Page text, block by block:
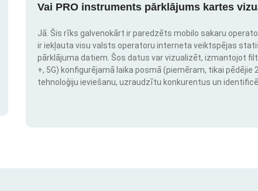
Vai PRO instruments pārklājums kartes
Jā. Šis rīks galvenokārt ir paredzēts mobilo sakaru
ir iekļauta visu valsts operatoru interneta veiktspējas
pārklājuma datiem. Šos datus var vizualizēt, izmantojot
+, 5G) konfigurējamā laika posmā (piemēram, tikai
tehnoloģiju ieviešanu, uzraudzītu konkurentus un